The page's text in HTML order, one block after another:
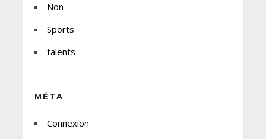
Non
Sports
talents
MÉTA
Connexion